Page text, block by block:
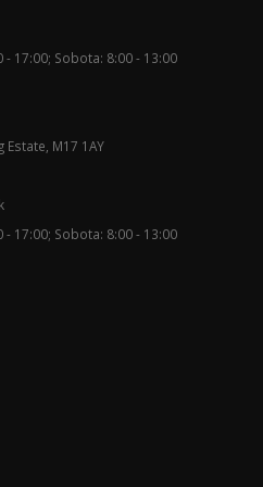
- 17:00; Sobota: 8:00 - 13:00
M17 1AY
- 17:00; Sobota: 8:00 - 13:00